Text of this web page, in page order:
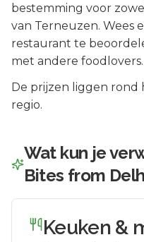
bestemming voor
van Terneuzen. Wees
restaurant te
met andere foodlovers.
De prijzen liggen rond
regio.
Wat kun je
Bites from
Keuken &